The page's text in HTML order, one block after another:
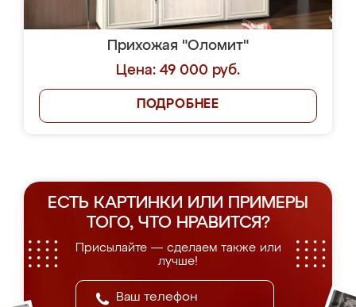
Прихожая "Оломит"
Цена: 49 000 руб.
ПОДРОБНЕЕ
ЕСТЬ КАРТИНКИ ИЛИ ПРИМЕРЫ
ТОГО, ЧТО НРАВИТСЯ?
Присылайте — сделаем также или
лучше!